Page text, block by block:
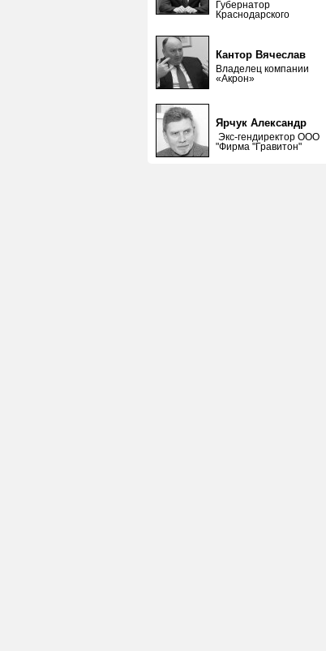
Губернатор
Краснодарского
Кантор Вячеслав
Владелец компании
«Акрон»
Ярчук Александр
Экс-гендиректор ООО
"Фирма "Гравитон"